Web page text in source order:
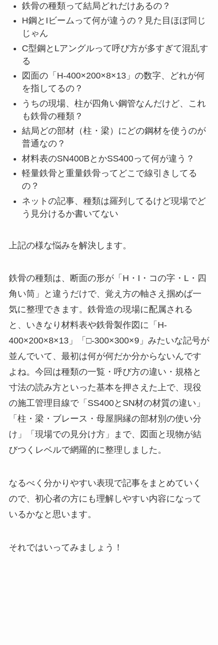
鉄骨の種類って結局どれだけあるの？
H鋼とIビームって何が違うの？見た目ほぼ同じ
じゃん
C型鋼とLアングルって呼び方が多すぎて混乱す
る
図面の「H-400×200×8×13」の数字、どれが何
を指してるの？
うちの現場、柱が四角い鋼管なんだけど、これ
も鉄骨の種類？
結局どの部材（柱・梁）にどの鋼材を使うのが
普通なの？
材料表のSN400BとかSS400って何が違う？
軽量鉄骨と重量鉄骨ってどこで線引きしてる
の？
ネットの記事、種類は羅列してるけど現場でど
う見分けるか書いてない
上記の様な悩みを解決します。
鉄骨の種類は、断面の形が「H・I・コの字・L・四
角い筒」と違うだけで、覚え方の軸さえ掴めば一
気に整理できます。鉄骨造の現場に配属される
と、いきなり材料表や鉄骨製作図に「H-
400×200×8×13」「□-300×300×9」みたいな記号が
並んでいて、最初は何が何だか分からないんです
よね。今回は種類の一覧・呼び方の違い・規格と
寸法の読み方といった基本を押さえた上で、現役
の施工管理目線で「SS400とSN材の材質の違い」
「柱・梁・ブレース・母屋胴縁の部材別の使い分
け」「現場での見分け方」まで、図面と現物が結
びつくレベルで網羅的に整理しました。
なるべく分かりやすい表現で記事をまとめていく
ので、初心者の方にも理解しやすい内容になって
いるかなと思います。
それではいってみましょう！